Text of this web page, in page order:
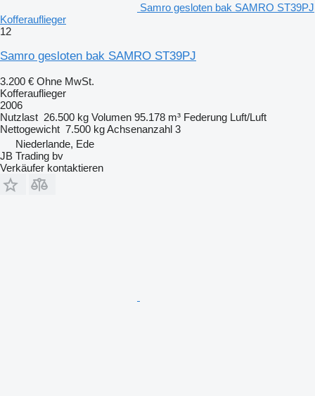
Samro gesloten bak SAMRO ST39PJ
Kofferauflieger
12
Samro gesloten bak SAMRO ST39PJ
3.200 € Ohne MwSt.
Kofferauflieger
2006
Nutzlast 26.500 kg Volumen 95.178 m³ Federung Luft/Luft
Nettogewicht 7.500 kgAchsenanzahl 3
Niederlande, Ede
JB Trading bv
Verkäufer kontaktieren